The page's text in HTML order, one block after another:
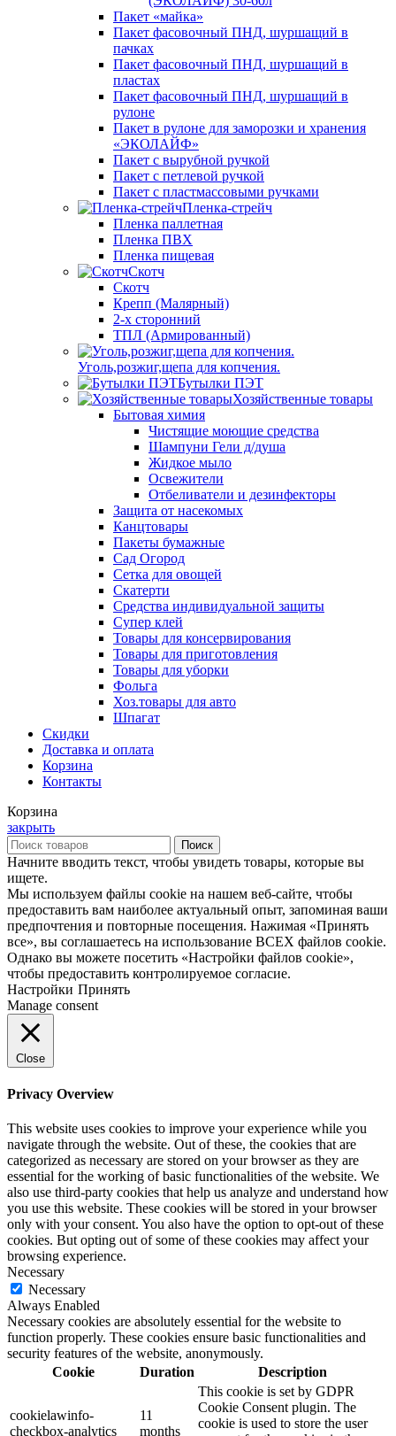
Пакет «майка»
Пакет фасовочный ПНД, шуршащий в
пачках
Пакет фасовочный ПНД, шуршащий в
пластах
Пакет фасовочный ПНД, шуршащий в
рулоне
Пакет в рулоне для заморозки и хранения
«ЭКОЛАЙФ»
Пакет с вырубной ручкой
Пакет с петлевой ручкой
Пакет с пластмассовыми ручками
Пленка-стрейч
Пленка паллетная
Пленка ПВХ
Пленка пищевая
Скотч
Скотч
Крепп (Малярный)
2-х сторонний
ТПЛ (Армированный)
Уголь,розжиг,щепа для копчения.
Бутылки ПЭТ
Хозяйственные товары
Бытовая химия
Чистящие моющие средства
Шампуни Гели д/душа
Жидкое мыло
Освежители
Отбеливатели и дезинфекторы
Защита от насекомых
Канцтовары
Пакеты бумажные
Сад Огород
Сетка для овощей
Скатерти
Средства индивидуальной защиты
Супер клей
Товары для консервирования
Товары для приготовления
Товары для уборки
Фольга
Хоз.товары для авто
Шпагат
Скидки
Доставка и оплата
Корзина
Контакты
Корзина
закрыть
Поиск
Начните вводить текст, чтобы увидеть товары, которые вы
ищете.
Мы используем файлы cookie на нашем веб-сайте, чтобы
предоставить вам наиболее актуальный опыт, запоминая ваши
предпочтения и повторные посещения. Нажимая «Принять
все», вы соглашаетесь на использование ВСЕХ файлов cookie.
Однако вы можете посетить «Настройки файлов cookie»,
чтобы предоставить контролируемое согласие.
Настройки Принять
Manage consent
Close
Privacy Overview
This website uses cookies to improve your experience while you
navigate through the website. Out of these, the cookies that are
categorized as necessary are stored on your browser as they are
essential for the working of basic functionalities of the website. We
also use third-party cookies that help us analyze and understand how
you use this website. These cookies will be stored in your browser
only with your consent. You also have the option to opt-out of these
cookies. But opting out of some of these cookies may affect your
browsing experience.
Necessary
Necessary
Always Enabled
Necessary cookies are absolutely essential for the website to
function properly. These cookies ensure basic functionalities and
security features of the website, anonymously.
Cookie
Duration Description
cookielawinfo-
checkbox-analytics
11
months
This cookie is set by GDPR
Cookie Consent plugin. The
cookie is used to store the user